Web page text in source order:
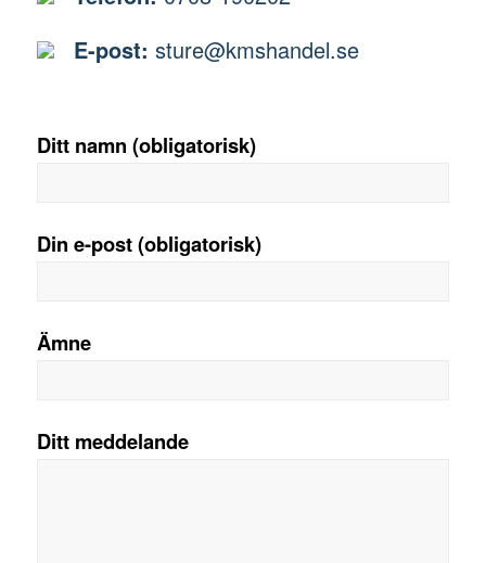
E-post: sture@kmshandel.se
Ditt namn (obligatorisk)
Din e-post (obligatorisk)
Ämne
Ditt meddelande